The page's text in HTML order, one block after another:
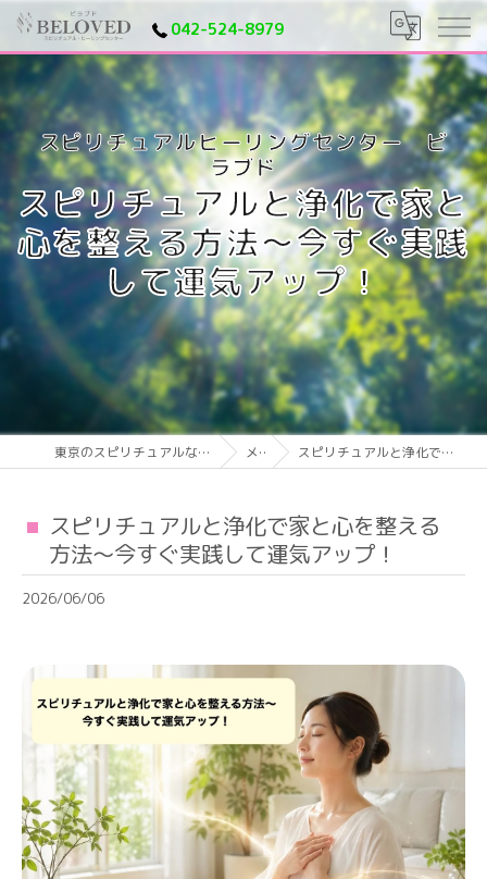
042-524-8979
スピリチュアルと浄化で家と
心を整える方法〜今すぐ実践
して運気アップ！
東京のスピリチュアルならスピリチュアルヒーリングセンター ビラブド メディア スピリチュアルと浄化で家と心を整える方法〜今すぐ実践して運気アップ！
スピリチュアルと浄化で家と心を整える
方法〜今すぐ実践して運気アップ！
2026/06/06